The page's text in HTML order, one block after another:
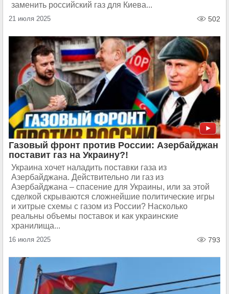
заменить российский газ для Киева...
21 июля 2025 502
Газовый фронт против России: Азербайджан
поставит газ на Украину?!
Украина хочет наладить поставки газа из
Азербайджана. Действительно ли газ из
Азербайджана – спасение для Украины, или за этой
сделкой скрываются сложнейшие политические игры
и хитрые схемы с газом из России? Насколько
реальны объемы поставок и как украинские
хранилища...
16 июля 2025 793